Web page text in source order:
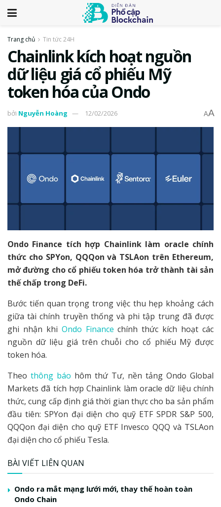
Trang chủ Tin tức 24H
Chainlink kích hoạt nguồn
dữ liệu giá cổ phiếu Mỹ
token hóa của Ondo
bởi Nguyễn Hoàng 12/02/2026 AA
Ondo Finance tích hợp Chainlink làm oracle chính
thức cho SPYon, QQQon và TSLAon trên Ethereum,
mở đường cho cổ phiếu token hóa trở thành tài sản
thế chấp trong DeFi.
Bước tiến quan trọng trong việc thu hẹp khoảng cách
giữa tài chính truyền thống và phi tập trung đã được
ghi nhận khi Ondo Finance chính thức kích hoạt các
nguồn dữ liệu giá trên chuỗi cho cổ phiếu Mỹ được
token hóa.
Theo thông báo hôm thứ Tư, nền tảng Ondo Global
Markets đã tích hợp Chainlink làm oracle dữ liệu chính
thức, cung cấp định giá thời gian thực cho ba sản phẩm
đầu tiên: SPYon đại diện cho quỹ ETF SPDR S&P 500,
QQQon đại diện cho quỹ ETF Invesco QQQ và TSLAon
đại diện cho cổ phiếu Tesla.
BÀI VIẾT LIÊN QUAN
Ondo ra mắt mạng lưới mới, thay thế hoàn toàn
Ondo Chain